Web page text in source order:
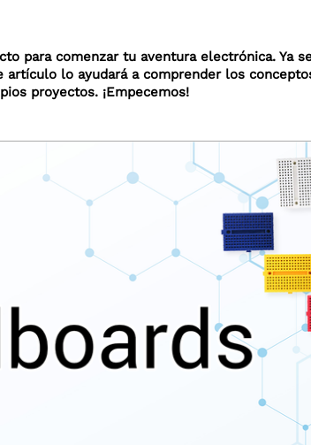
para comenzar tu aventura electrónica. Ya
lo ayudará a comprender los
proyectos. ¡Empecemos!